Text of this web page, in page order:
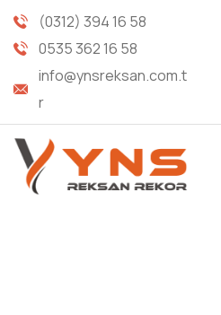
(0312) 394 16 58
0535 362 16 58
info@ynsreksan.com.t
r